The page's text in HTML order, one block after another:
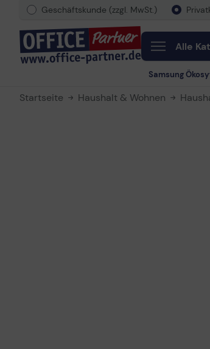
Geschäftskunde (zzgl. MwSt.)
Alle
Samsung
Startseite Haushalt & Wohnen